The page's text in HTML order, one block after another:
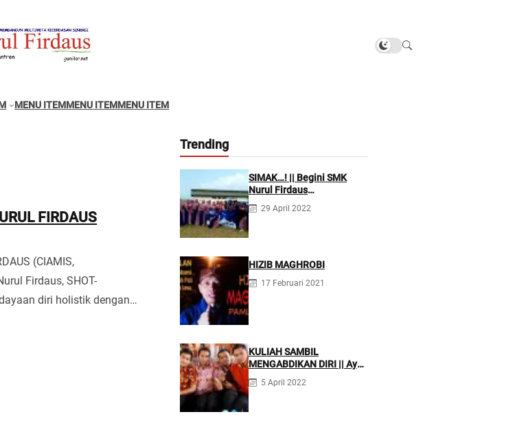
MENU ITEMMENU ITEMMENU ITEM
FIRDAUS
(CIAMIS,
Firdaus, SHOT-
diri holistik dengan…
Trending
SIMAK…! || Begini SMK
Nurul Firdaus
Mengarahkan Siswanya
agar Menjadi Asisten
29 April 2022
HIZIB MAGHROBI
17 Februari 2021
KULIAH SAMBIL
MENGABDIKAN DIRI || Ayo
Mondok di Pesantren Nurul
Firdaus
5 April 2022